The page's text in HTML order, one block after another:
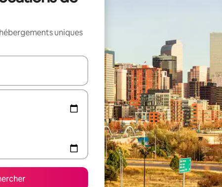
uniques
utilisez les flèches vers le haut et vers le bas pour les